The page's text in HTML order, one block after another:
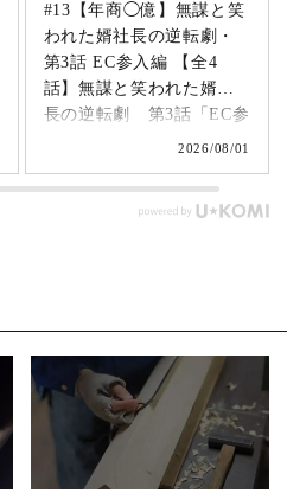
#13【年商◯億】無謀と笑
われた婿社長の逆転劇・
第3話 EC参入編 【全4
話】無謀と笑われた婿社
長の逆転劇 第3話「EC参
たやじ社長が下した決断
とは。▶ @sotoubaya140
いたそうです。 それで
も、ダメ元で始めた初め
てのネットショップ運
たサイトに待っていたの
2026/08/01